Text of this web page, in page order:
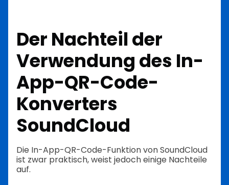
Der Nachteil der
Verwendung des In-
App-QR-Code-
Konverters
SoundCloud
Die In-App-QR-Code-Funktion von SoundCloud
ist zwar praktisch, weist jedoch einige Nachteile
auf.